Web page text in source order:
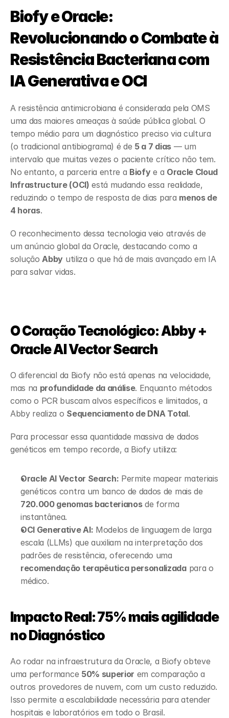
Biofy e Oracle:
Revolucionando o Combate à
Resistência Bacteriana com
IA Generativa e OCI
A resistência antimicrobiana é considerada pela OMS
uma das maiores ameaças à saúde pública global. O
tempo médio para um diagnóstico preciso via cultura
(o tradicional antibiograma) é de 5 a 7 dias — um
intervalo que muitas vezes o paciente crítico não tem.
No entanto, a parceria entre a Biofy e a Oracle Cloud
Infrastructure (OCI) está mudando essa realidade,
reduzindo o tempo de resposta de dias para menos de
4 horas.
O reconhecimento dessa tecnologia veio através de
um anúncio global da Oracle, destacando como a
solução Abby utiliza o que há de mais avançado em IA
para salvar vidas.
O Coração Tecnológico: Abby +
Oracle AI Vector Search
O diferencial da Biofy não está apenas na velocidade,
mas na profundidade da análise. Enquanto métodos
como o PCR buscam alvos específicos e limitados, a
Abby realiza o Sequenciamento de DNA Total.
Para processar essa quantidade massiva de dados
genéticos em tempo recorde, a Biofy utiliza:
Oracle AI Vector Search: Permite mapear materiais
genéticos contra um banco de dados de mais de
720.000 genomas bacterianos de forma
instantânea.
OCI Generative AI: Modelos de linguagem de larga
escala (LLMs) que auxiliam na interpretação dos
recomendação terapêutica personalizada para o
médico.
Impacto Real: 75% mais agilidade
no Diagnóstico
Ao rodar na infraestrutura da Oracle, a Biofy obteve
uma performance 50% superior em comparação a
outros provedores de nuvem, com um custo reduzido.
Isso permite a escalabilidade necessária para atender
hospitais e laboratórios em todo o Brasil.